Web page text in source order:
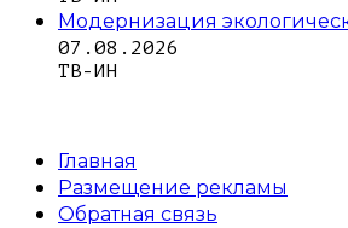
Модернизация
07.08.2026
ТВ-ИН
Главная
Размещение рекламы
Обратная связь